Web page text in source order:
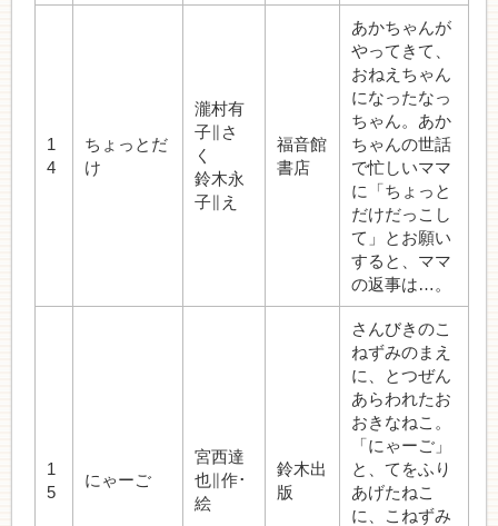
1
4
ちょっとだ
け
瀧村有
子∥さ
く
鈴木永
子∥え
福音館
書店
あかちゃんが
やってきて、
おねえちゃん
になったなっ
ちゃん。あか
ちゃんの世話
で忙しいママ
に「ちょっと
だけだっこし
て」とお願い
すると、ママ
の返事は…。
1
5
にゃーご
宮西達
也∥作･
絵
鈴木出
版
さんびきのこ
ねずみのまえ
に、とつぜん
あらわれたお
おきなねこ。
「にゃーご」
と、てをふり
あげたねこ
に、こねずみ